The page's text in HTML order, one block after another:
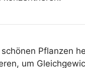
Pflanzen
um